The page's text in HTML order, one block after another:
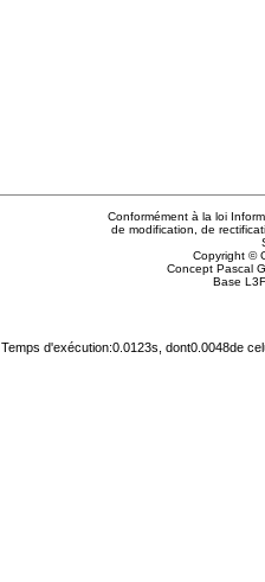
Conformément à la loi
de modification, de
Copyright ©
Concept Pascal
Base
Temps d'exécution:0.0123s, dont0.0048de